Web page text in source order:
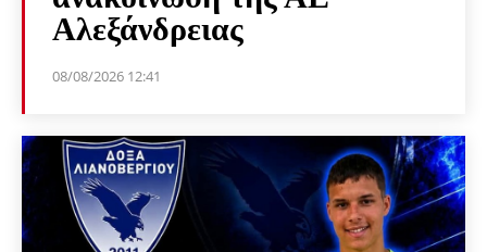
Αλεξάνδρειας
08/08/2026 12:41